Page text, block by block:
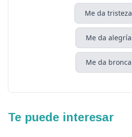
Me da tristeza
Me da alegría
Me da bronca
Te puede interesar